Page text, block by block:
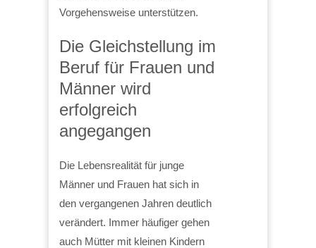
Vorgehensweise unterstützen.
Die Gleichstellung im
Beruf für Frauen und
Männer wird
erfolgreich
angegangen
Die Lebensrealität für junge
Männer und Frauen hat sich in
den vergangenen Jahren deutlich
verändert. Immer häufiger gehen
auch Mütter mit kleinen Kindern